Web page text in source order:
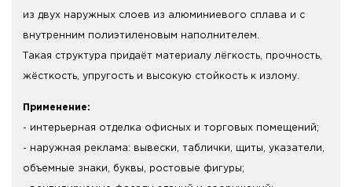
из двух наружных слоев из алюминиевого сплава и с
внутренним полиэтиленовым наполнителем.
Такая структура придаёт материалу лёгкость, прочность,
жёсткость, упругость и высокую стойкость к излому.
Применение:
- интерьерная отделка офисных и торговых помещений;
- наружная реклама: вывески, таблички, щиты, указатели,
объемные знаки, буквы, ростовые фигуры;